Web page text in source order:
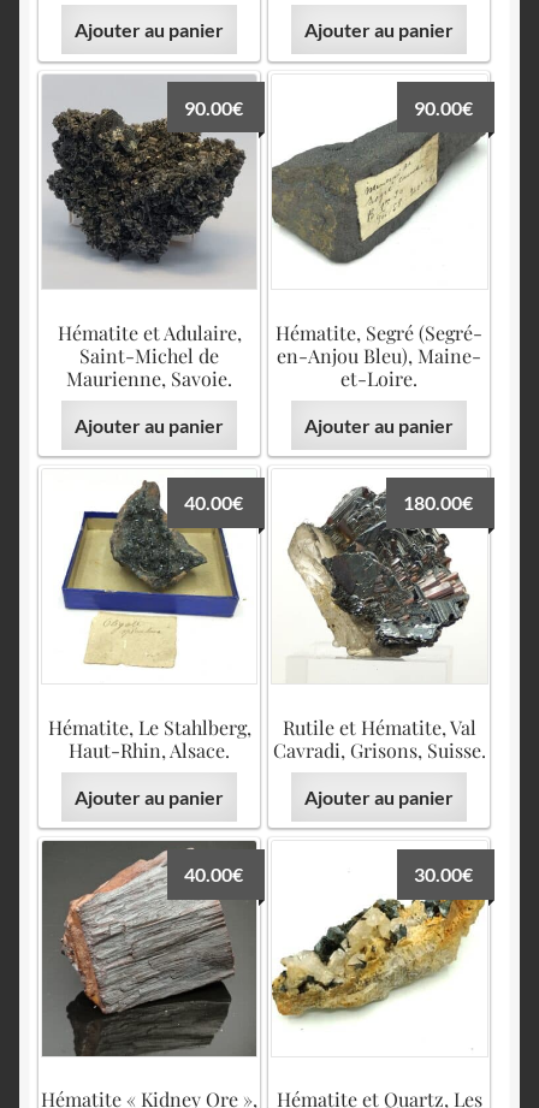
Ajouter au panier Ajouter au panier
Hématite et Adulaire,
Saint-Michel de
Maurienne, Savoie.
90.00€
Ajouter au panier
Hématite, Segré (Segré-
en-Anjou Bleu), Maine-
et-Loire.
90.00€
Ajouter au panier
Hématite, Le Stahlberg,
Haut-Rhin, Alsace.
40.00€
Ajouter au panier
Rutile et Hématite, Val
Cavradi, Grisons, Suisse.
180.00€
Ajouter au panier
Hématite « Kidney Ore »,
40.00€
Hématite et Quartz, Les
30.00€